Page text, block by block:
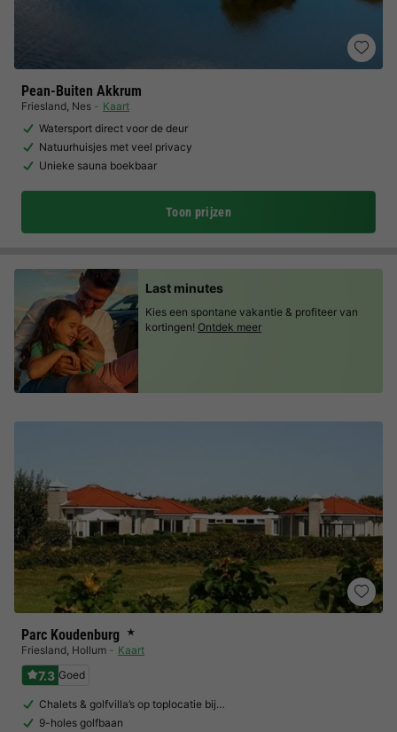
Pean-Buiten Akkrum
Friesland, Nes
Kaart
Watersport direct voor de deur
Natuurhuisjes met veel privacy
Unieke sauna boekbaar
Toon prijzen
Parc Koudenburg ★
Friesland, Hollum Kaart
7.3 Goed
Chalets & golfvilla’s op toplocatie bij…
9-holes golfbaan
Last minutes
Kies een spontane vakantie & profiteer van
kortingen! Ontdek meer